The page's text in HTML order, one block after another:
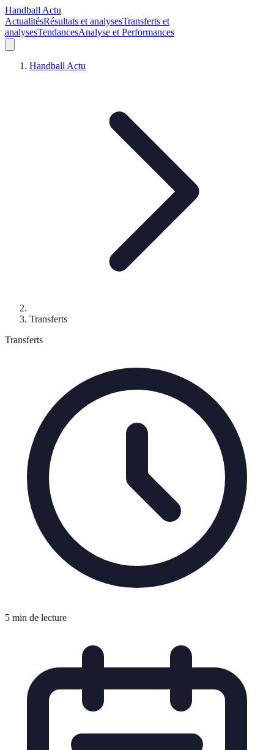
Handball Actu
ActualitésRésultats et analysesTransferts et
analysesTendancesAnalyse et Performances
Handball Actu
Transferts
Transferts
5 min de lecture